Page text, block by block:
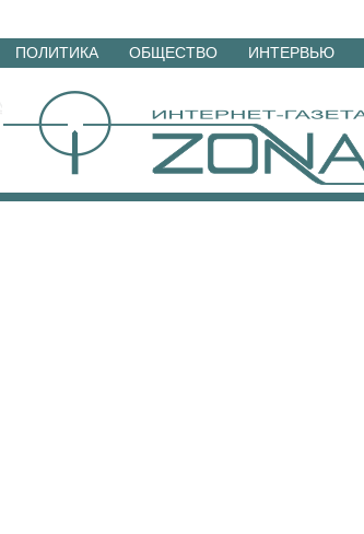
Перейти
материалам
ПОЛИТИКА ОБЩЕСТВО ИНТЕРВЬЮ